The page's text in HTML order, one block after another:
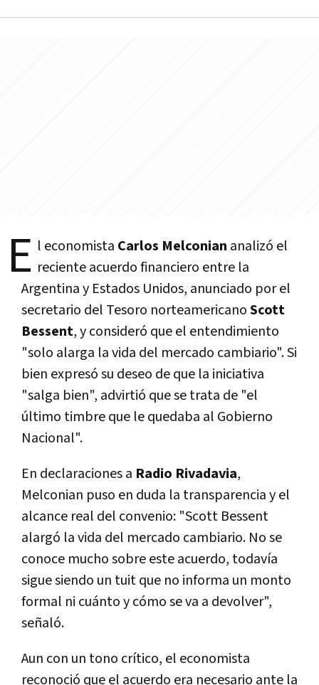
E l economista Carlos Melconian analizó el
reciente acuerdo financiero entre la
Argentina y Estados Unidos, anunciado por el
secretario del Tesoro norteamericanoScott
Bessent, y consideró que el entendimiento
"solo alarga la vida del mercado cambiario". Si
bien expresó su deseo de que la iniciativa
"salga bien", advirtió que se trata de "el
último timbre que le quedaba al Gobierno
Nacional".
En declaraciones a Radio Rivadavia,
Melconian puso en duda la transparencia y el
alcance real del convenio: "Scott Bessent
alargó la vida del mercado cambiario. No se
conoce mucho sobre este acuerdo, todavía
sigue siendo un tuit que no informa un monto
formal ni cuánto y cómo se va a devolver",
señaló.
Aun con un tono crítico, el economista
reconoció que el acuerdo era necesario ante la